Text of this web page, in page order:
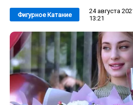
Фигурное Катание
24 августа
13:21